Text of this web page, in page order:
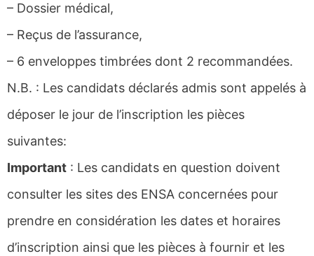
– Dossier médical,
– Reçus de l’assurance,
– 6 enveloppes timbrées dont 2 recommandées.
N.B. : Les candidats déclarés admis sont appelés à
déposer le jour de l’inscription les pièces
suivantes:
Important : Les candidats en question doivent
consulter les sites des ENSA concernées pour
prendre en considération les dates et horaires
d’inscription ainsi que les pièces à fournir et les